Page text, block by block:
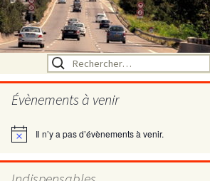
Rechercher :
Évènements à venir
Notice Il n’y a pas d’évènements à venir.